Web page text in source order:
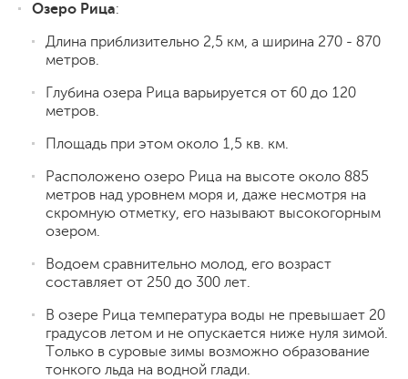
Озеро Рица:
Длина приблизительно 2,5 км, а ширина 270 - 870
метров.
Глубина озера Рица варьируется от 60 до 120
метров.
Площадь при этом около 1,5 кв. км.
Расположено озеро Рица на высоте около 885
метров над уровнем моря и, даже несмотря на
скромную отметку, его называют высокогорным
озером.
Водоем сравнительно молод, его возраст
составляет от 250 до 300 лет.
В озере Рица температура воды не превышает 20
градусов летом и не опускается ниже нуля зимой.
Только в суровые зимы возможно образование
тонкого льда на водной глади.